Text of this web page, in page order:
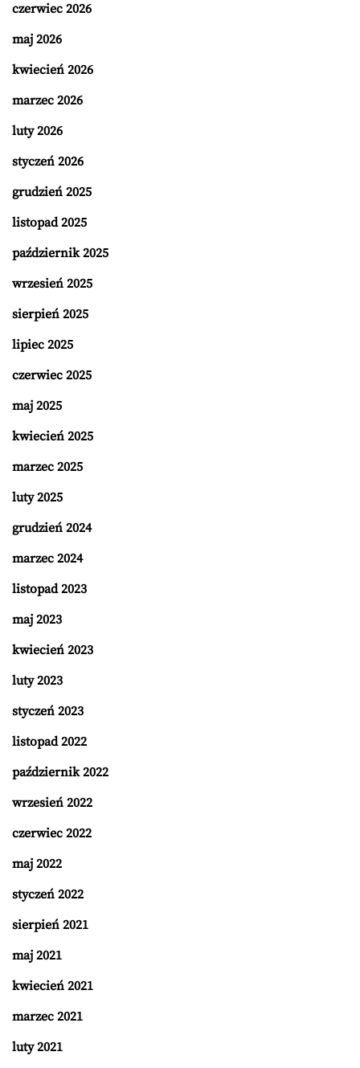
czerwiec 2026
maj 2026
kwiecień 2026
marzec 2026
luty 2026
styczeń 2026
grudzień 2025
listopad 2025
październik 2025
wrzesień 2025
sierpień 2025
lipiec 2025
czerwiec 2025
maj 2025
kwiecień 2025
marzec 2025
luty 2025
grudzień 2024
marzec 2024
listopad 2023
maj 2023
kwiecień 2023
luty 2023
styczeń 2023
listopad 2022
październik 2022
wrzesień 2022
czerwiec 2022
maj 2022
styczeń 2022
sierpień 2021
maj 2021
kwiecień 2021
marzec 2021
luty 2021